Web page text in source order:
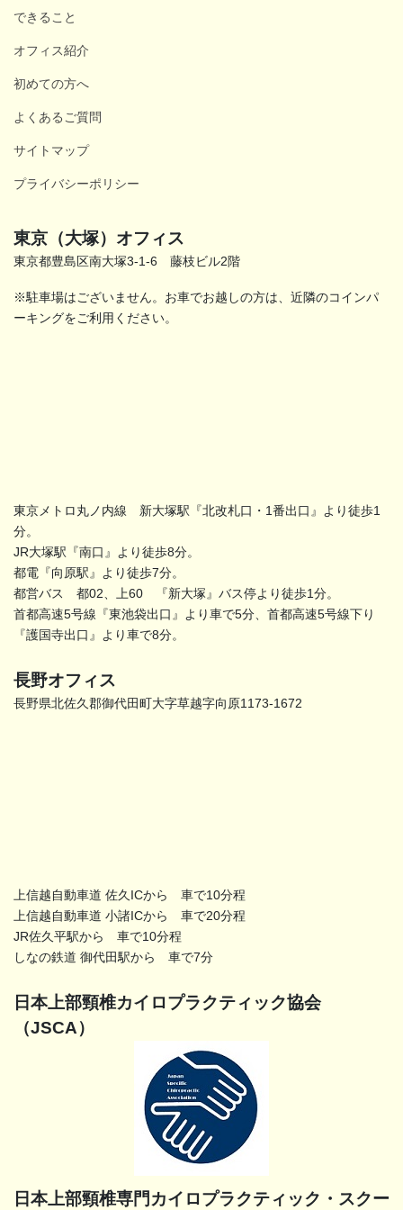
できること
オフィス紹介
初めての方へ
よくあるご質問
サイトマップ
プライバシーポリシー
東京（大塚）オフィス
東京都豊島区南大塚3-1-6 藤枝ビル2階
※駐車場はございません。お車でお越しの方は、近隣のコインパ
ーキングをご利用ください。
東京メトロ丸ノ内線 新大塚駅『北改札口・1番出口』より徒歩1
分。
JR大塚駅『南口』より徒歩8分。
都電『向原駅』より徒歩7分。
都営バス 都02、上60 『新大塚』バス停より徒歩1分。
首都高速5号線『東池袋出口』より車で5分、首都高速5号線下り
『護国寺出口』より車で8分。
長野オフィス
長野県北佐久郡御代田町大字草越字向原1173-1672
上信越自動車道 佐久ICから 車で10分程
上信越自動車道 小諸ICから 車で20分程
JR佐久平駅から 車で10分程
しなの鉄道 御代田駅から 車で7分
日本上部頸椎カイロプラクティック協会
（JSCA）
日本上部頸椎専門カイロプラクティック・スクー